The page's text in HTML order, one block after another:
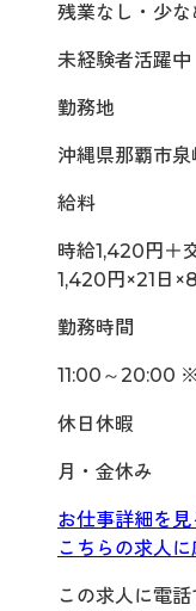
残業なし・少な
未経験者活躍中
勤務地
沖縄県那覇市泉
給料
時給1,420円＋
1,420円×21日
勤務時間
11:00～20:00
休日休暇
月・金休み
お仕事詳細を見
こちらの求人に
この求人に電